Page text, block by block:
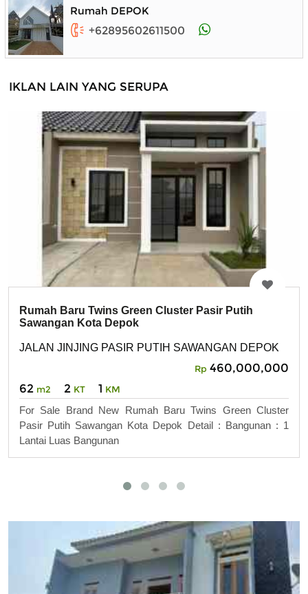
Rumah DEPOK
+62895602611500
IKLAN LAIN YANG SERUPA
Rumah Baru Twins Green Cluster Pasir Putih
Sawangan Kota Depok
JALAN JINJING PASIR PUTIH SAWANGAN DEPOK
Rp 460,000,000
62 m2 2 KT 1 KM
For Sale Brand New Rumah Baru Twins Green Cluster
Pasir Putih Sawangan Kota Depok Detail : Bangunan : 1
Lantai Luas Bangunan